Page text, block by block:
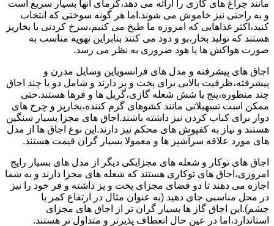
مانند چراغ های گازی را ارائه می دهد،گرمای آنها بسیار سریع است
و به راحتی نیز خاموش می شوند.اما هر گونه سوختی که انتخاب
کنید،اکثر غذاهایی که امروزه ما طبخ می کنیم،سرخ کردنی یا بخارپز
هستند که تولید بخار،بو و دود می کنند بنابراین تهویه مناسب به
صورت هواکش ها یا هود ضروری به نظر می رسد.
اجاق های پیشرفته و مدل های فرانسویاین وسایل مدرن و
پیشرفته،ظرفیت بالایی برای پخت و پز دارند و شامل دو یا چند اجاق
چند منظوره،پنج یا شش شعله گازی،گریل ها و فرها هستند.حتی
ممکن است تسهیلاتی مانند کشوهای گرم کننده،بخارپز و چرخ های
دوار برای کباب کردن نیز داشته باشند.اجاق های مجزا بسیار سنگین
هستند و نیاز به کفپوش های محکم نیز دارند.این نوع اجاق ها از مدل
های مورد علاقه سرآشپز ها و معمولا بسیار گران قیمت هستند.
اجاق های توکار و شعله های مجزایکی دیگر از مدل های بسیار رایج
امروزی،اجاق های توکاری هستند که شعله های مجزا دارند و به شما
اجازه می دهند تا دو فضای مجزای پخت و پز داشته و فر خود را نیز
در محل مناسبی جای دهید (به عنوان مثال در ارتفاع کمر یا
چشم).این اجاق گاز ها بسیار گران تر از اجاق های مجزای
استاندارد،اما در عین حال انعطاف پذیرتر و متداول تر هستند.